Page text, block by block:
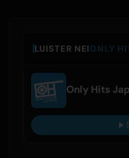
LUISTER NEIONLY
Only Hits